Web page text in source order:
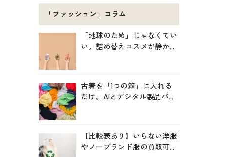
「ファッション」コラム
「地球のため」じゃなくてい
い。詰め替えコスメが静かに
古着を「1つの箱」に入れる
だけ。AIとデジタル製品パス
【比較表あり】いらない洋服
やノーブランド服の買取可能